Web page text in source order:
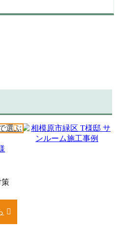
選ぶ
策